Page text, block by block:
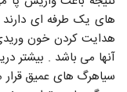
های یک طرفه ای
هدایت کردن خون
آنها می باشد . بیشتر
سیاهرگ های عمیق